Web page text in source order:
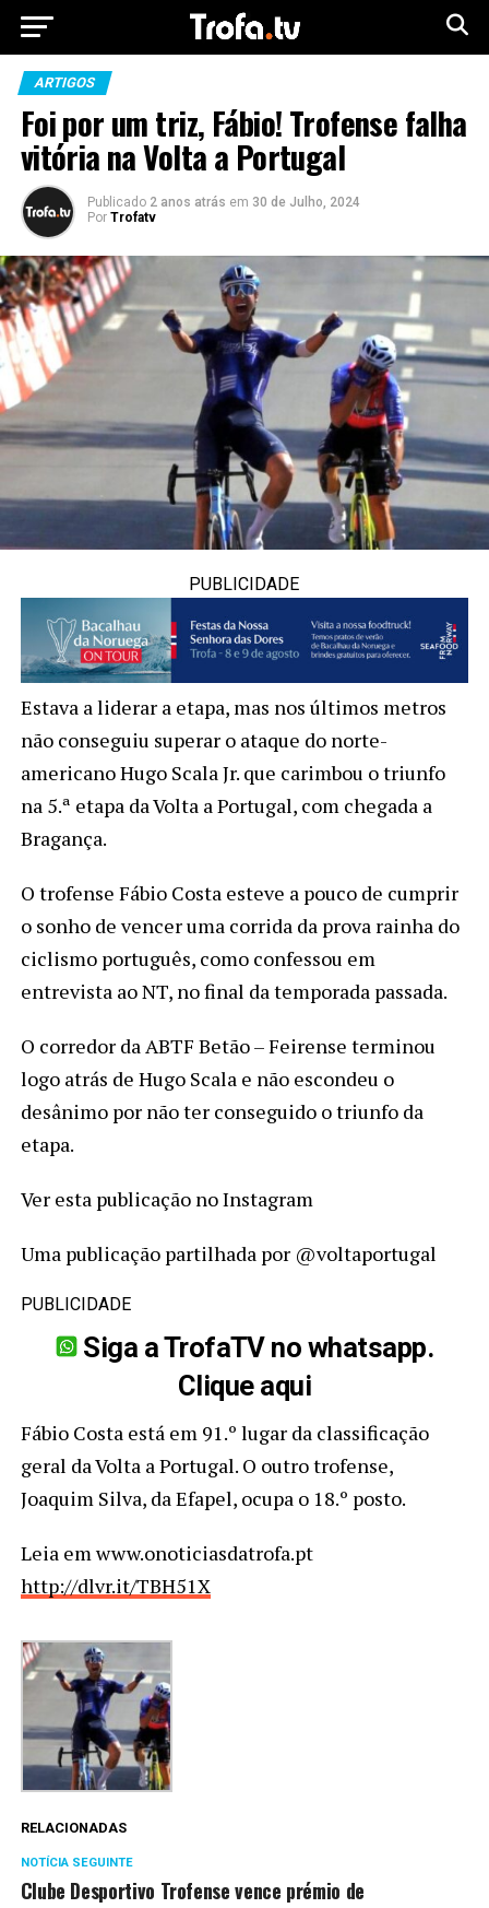
ARTIGOS
Foi por um triz, Fábio! Trofense falha
vitória na Volta a Portugal
Publicado 2 anos atrás em 30 de Julho, 2024
Por Trofatv
PUBLICIDADE
Estava a liderar a etapa, mas nos últimos metros
não conseguiu superar o ataque do norte-
americano Hugo Scala Jr. que carimbou o triunfo
na 5.ª etapa da Volta a Portugal, com chegada a
Bragança.
O trofense Fábio Costa esteve a pouco de cumprir
o sonho de vencer uma corrida da prova rainha do
ciclismo português, como confessou em
entrevista ao NT, no final da temporada passada.
O corredor da ABTF Betão – Feirense terminou
logo atrás de Hugo Scala e não escondeu o
desânimo por não ter conseguido o triunfo da
etapa.
Ver esta publicação no Instagram
Uma publicação partilhada por @voltaportugal
PUBLICIDADE
Siga a TrofaTV no whatsapp.
Clique aqui
Fábio Costa está em 91.º lugar da classificação
geral da Volta a Portugal. O outro trofense,
Joaquim Silva, da Efapel, ocupa o 18.º posto.
Leia em www.onoticiasdatrofa.pt
http://dlvr.it/TBH51X
RELACIONADAS
NOTÍCIA SEGUINTE
Clube Desportivo Trofense vence prémio de